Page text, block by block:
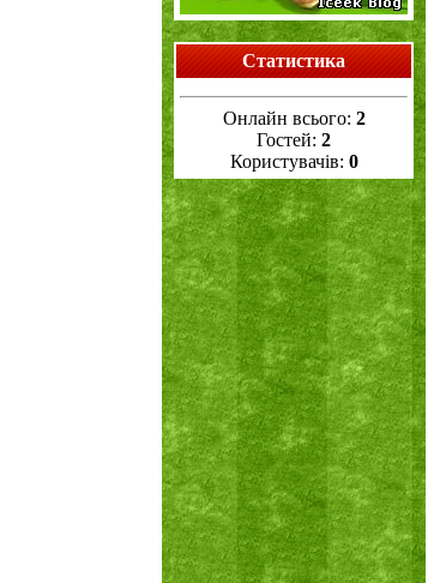
Статистика
Онлайн всього: 2
Гостей: 2
Користувачів: 0